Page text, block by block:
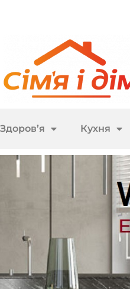
Здоров’я Кухня